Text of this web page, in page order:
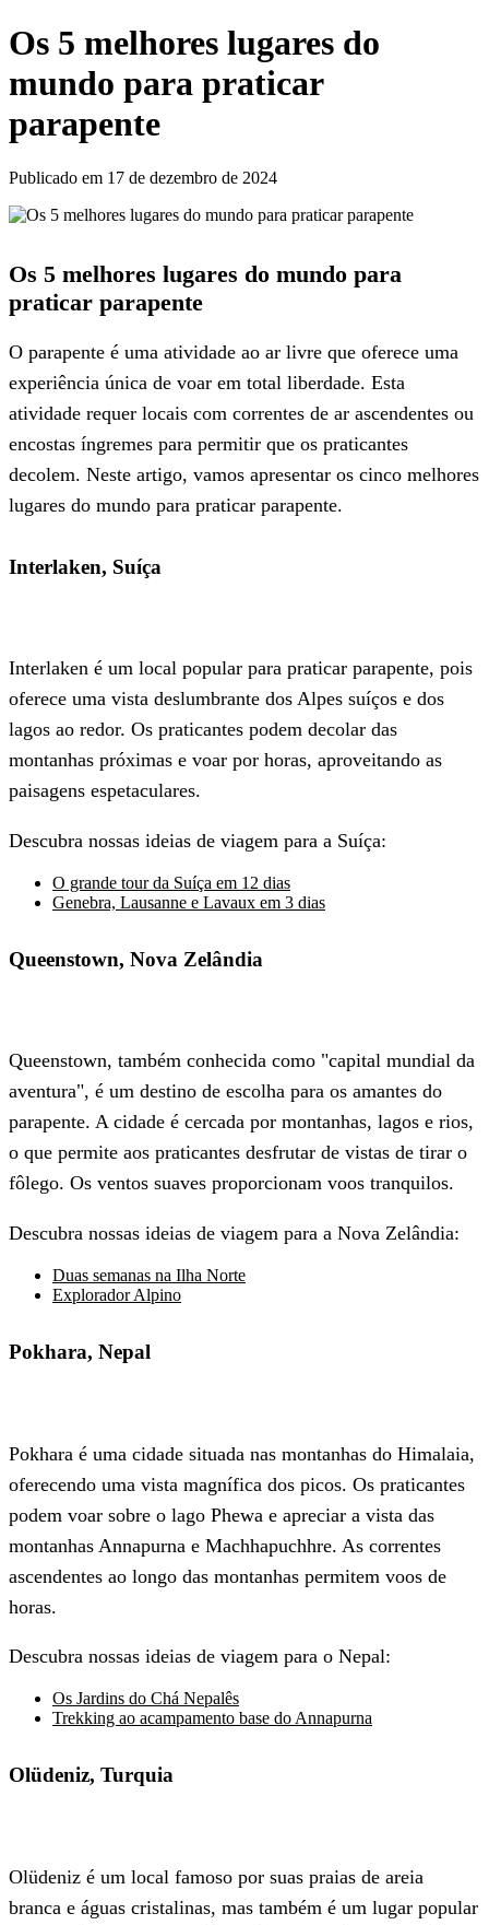
Os 5 melhores lugares do
mundo para praticar
parapente
Publicado em 17 de dezembro de 2024
Os 5 melhores lugares do mundo para
praticar parapente
O parapente é uma atividade ao ar livre que oferece uma
experiência única de voar em total liberdade. Esta
atividade requer locais com correntes de ar ascendentes ou
encostas íngremes para permitir que os praticantes
decolem. Neste artigo, vamos apresentar os cinco melhores
lugares do mundo para praticar parapente.
Interlaken, Suíça
Interlaken é um local popular para praticar parapente, pois
oferece uma vista deslumbrante dos Alpes suíços e dos
lagos ao redor. Os praticantes podem decolar das
montanhas próximas e voar por horas, aproveitando as
paisagens espetaculares.
Descubra nossas ideias de viagem para a Suíça:
O grande tour da Suíça em 12 dias
Genebra, Lausanne e Lavaux em 3 dias
Queenstown, Nova Zelândia
Queenstown, também conhecida como "capital mundial da
aventura", é um destino de escolha para os amantes do
parapente. A cidade é cercada por montanhas, lagos e rios,
o que permite aos praticantes desfrutar de vistas de tirar o
fôlego. Os ventos suaves proporcionam voos tranquilos.
Descubra nossas ideias de viagem para a Nova Zelândia:
Duas semanas na Ilha Norte
Explorador Alpino
Pokhara, Nepal
Pokhara é uma cidade situada nas montanhas do Himalaia,
oferecendo uma vista magnífica dos picos. Os praticantes
podem voar sobre o lago Phewa e apreciar a vista das
montanhas Annapurna e Machhapuchhre. As correntes
ascendentes ao longo das montanhas permitem voos de
horas.
Descubra nossas ideias de viagem para o Nepal:
Os Jardins do Chá Nepalês
Trekking ao acampamento base do Annapurna
Olüdeniz, Turquia
Olüdeniz é um local famoso por suas praias de areia
branca e águas cristalinas, mas também é um lugar popular